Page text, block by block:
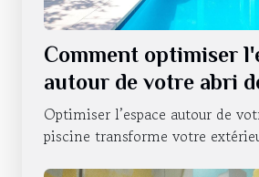
Comment optimiser
autour de votre abri
Optimiser l’espace autour de
piscine transforme votre